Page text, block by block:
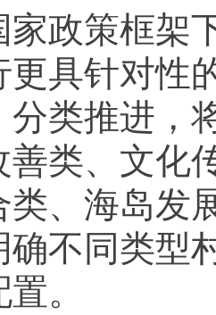
策框架下
更具针对性
分类推进，
善类、文化
类、海岛发
确不同类型
。